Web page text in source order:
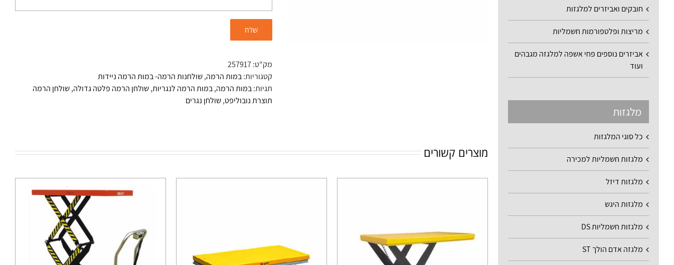
מק"ט:257917
קטגוריות:במות הרמה,שולחנות הרמה- במות הרמה ניידות
תגיות:במות הרמה,במות הרמה לנגריות,שולחן הרמה פלטה גדולה,שולחן הרמה
תוצרת נובוליפט,שולחן נגרים
מוצרים קשורים
חובקים ואביזרים למלגזות
מריצות ופלטפורמות חשמליות
אביזרים נוספים פחי אשפה למלגזה מגבהים
ועוד
מלגזות
כל סוגי המלגזות
מלגזות חשמליות למכירה
מלגזות דיזל
מלגזות היגש
מלגזות חשמליות DS
מלגזה אדם הולך ST